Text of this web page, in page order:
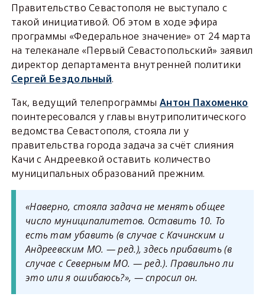
Правительство Севастополя не выступало с
такой инициативой. Об этом в ходе эфира
программы «Федеральное значение» от 24 марта
на телеканале «Первый Севастопольский» заявил
директор департамента внутренней политики
Сергей Бездольный.
Так, ведущий телепрограммыАнтон Пахоменко
поинтересовался у главы внутриполитического
ведомства Севастополя, стояла ли у
правительства города задача за счёт слияния
Качи с Андреевкой оставить количество
муниципальных образований прежним.
«Наверно, стояла задача не менять общее
число муниципалитетов. Оставить 10. То
есть там убавить (в случае с Качинским и
Андреевским МО. — ред.), здесь прибавить (в
случае с Северным МО. — ред.). Правильно ли
это или я ошибаюсь?», — спросил он.